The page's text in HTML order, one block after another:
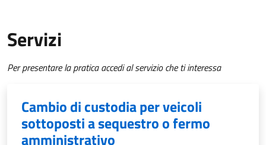
Servizi
Per presentare la pratica accedi al servizio che ti interessa
Cambio di custodia per veicoli
sottoposti a sequestro o fermo
amministrativo